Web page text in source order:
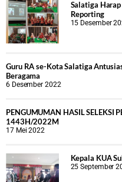
Salatiga
Reporting
15 Desember
Guru RA se-Kota Salatiga
Beragama
6 Desember 2022
PENGUMUMAN HASIL SELEKSI
1443H/2022M
17 Mei 2022
Kepala KUA
25 September